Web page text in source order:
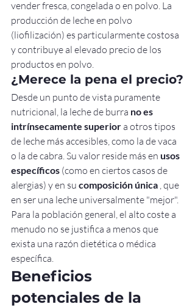
vender fresca, congelada o en polvo. La
producción de leche en polvo
(liofilización) es particularmente costosa
y contribuye al elevado precio de los
productos en polvo.
¿Merece la pena el precio?
Desde un punto de vista puramente
nutricional, la leche de burra no es
intrínsecamente superior a otros tipos
de leche más accesibles, como la de vaca
o la de cabra. Su valor reside más en usos
específicos (como en ciertos casos de
alergias) y en su composición única , que
en ser una leche universalmente "mejor".
Para la población general, el alto coste a
menudo no se justifica a menos que
exista una razón dietética o médica
específica.
Beneficios
potenciales de la